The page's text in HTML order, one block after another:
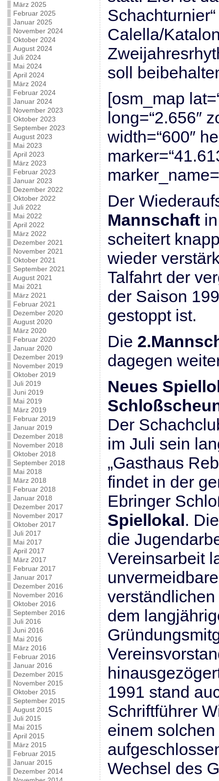
März 2025
Februar 2025
Januar 2025
November 2024
Oktober 2024
August 2024
Juli 2024
Mai 2024
April 2024
März 2024
Februar 2024
Januar 2024
November 2023
Oktober 2023
September 2023
August 2023
Mai 2023
April 2023
März 2023
Februar 2023
Januar 2023
Dezember 2022
Oktober 2022
Juli 2022
Mai 2022
April 2022
März 2022
Dezember 2021
November 2021
Oktober 2021
September 2021
August 2021
Mai 2021
März 2021
Februar 2021
Dezember 2020
August 2020
März 2020
Februar 2020
Januar 2020
Dezember 2019
November 2019
Oktober 2019
Juli 2019
Juni 2019
Mai 2019
März 2019
Februar 2019
Januar 2019
Dezember 2018
November 2018
Oktober 2018
September 2018
Mai 2018
März 2018
Februar 2018
Januar 2018
Dezember 2017
November 2017
Oktober 2017
Juli 2017
Mai 2017
April 2017
März 2017
Februar 2017
Januar 2017
Dezember 2016
November 2016
Oktober 2016
September 2016
Juli 2016
Juni 2016
Mai 2016
März 2016
Februar 2016
Januar 2016
Dezember 2015
November 2015
Oktober 2015
September 2015
August 2015
Juli 2015
Mai 2015
April 2015
März 2015
Februar 2015
Januar 2015
Dezember 2014
Calella/
soll
[osm_map
long=“2.656″
width=“600″
Der
Mannschaftin
scheitert
wieder
Talfahrt der
der Saison
gestoppt ist.
Die
dagegen
Neues
Der
im Juli sein
„Gasthaus
findet in der
Ebringer
Spiellokal.
die
Vereinsarbeit
dem
1991 stand
Schriftführer
einem
Wechsel des